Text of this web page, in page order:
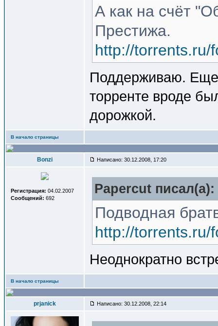
А как на счёт
Престижа.
http://torrents.ru/
Поддерживаю.
торренте вроде
дорожкой.
В начало страницы
Bonzi Написано: 30.12.2008, 17:20
Регистрация: 04.02.2007
Сообщений: 692
Papercut писал(a):
Подводная
http://torrents.ru/
Неоднократно
В начало страницы
prjanick Написано: 30.12.2008, 22:14